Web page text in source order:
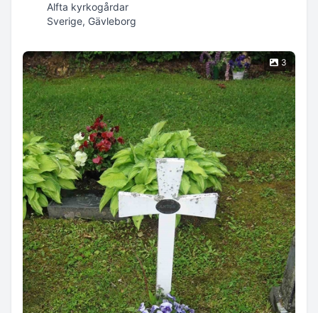
Alfta kyrkogårdar
Sverige, Gävleborg
3